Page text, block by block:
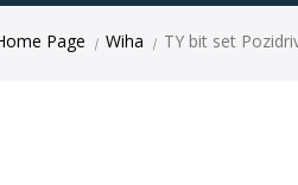
Page | Wiha | TY bit set